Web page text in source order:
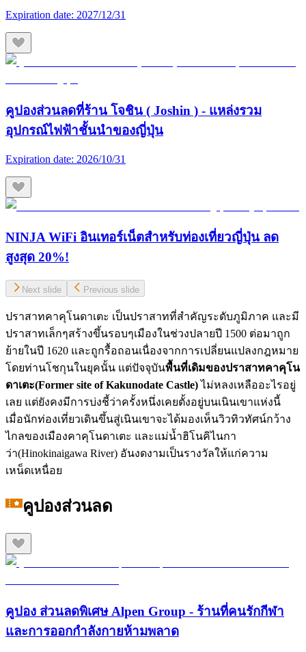
Expiration date: 2027/12/31
คูปองส่วนลดที่ร้าน โจชิน ( Joshin ) - แหล่งรวม
อุปกรณ์ไฟฟ้าชั้นนำของญี่ปุ่น
Expiration date: 2026/10/31
NINJA WiFi อินเทอร์เน็ตสำหรับท่องเที่ยวญี่ปุ่น ลด
สูงสุด 20%!
Next slide Previous slide
ปราสาทคาคุโนดาเตะ เป็นปราสาทที่สำคัญระดับภูมิภาค และมี
ปราสาทเล็กๆสร้างขึ้นรอบๆเมืองในช่วงปลายปี 1500 ต่อมาถูก
ย้ายในปี 1620 และถูกรื้อถอนเนื่องจากการเปลี่ยนแปลงกฎหมาย
โดยท่านโชกุนในยุคนั้น แต่ปัจจุบันพื้นที่เดิมของปราสาทคาคุโน
ดาเตะ(Former site of Kakunodate Castle)ไม่หลงเหลืออะไรอยู่
เลย แต่ยังคงมีการบ่งชี้ว่าครั้งหนึ่งเคยตั้งอยู่บนเนินเขาแห่งนี้
เมื่อนักท่องเที่ยวเดินขึ้นสู่เนินเขาจะได้มองเห็นวิวทิวทัศน์กว้าง
ไกลของเมืองคาคุโนดาเตะ และแม่น้ำฮิโนคิไนกา
ว่า(Hinokinaigawa River) อันงดงามเป็นรางวัลให้แก่ความ
เหน็ดเหนื่อย
คูปองส่วนลด
คูปอง ส่วนลดพิเศษ Alpen Group - ร้านที่คนรักกีฬา
และการออกกำลังกายห้ามพลาด